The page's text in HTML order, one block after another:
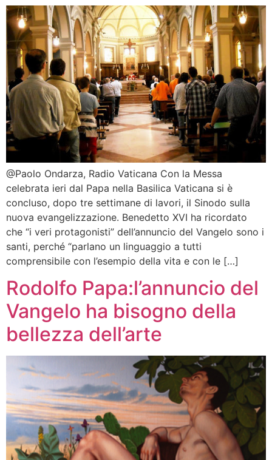
@Paolo Ondarza, Radio Vaticana Con la Messa
celebrata ieri dal Papa nella Basilica Vaticana si è
concluso, dopo tre settimane di lavori, il Sinodo sulla
nuova evangelizzazione. Benedetto XVI ha ricordato
che “i veri protagonisti” dell’annuncio del Vangelo sono i
santi, perché “parlano un linguaggio a tutti
comprensibile con l’esempio della vita e con le […]
Rodolfo Papa:l’annuncio del
Vangelo ha bisogno della
bellezza dell’arte